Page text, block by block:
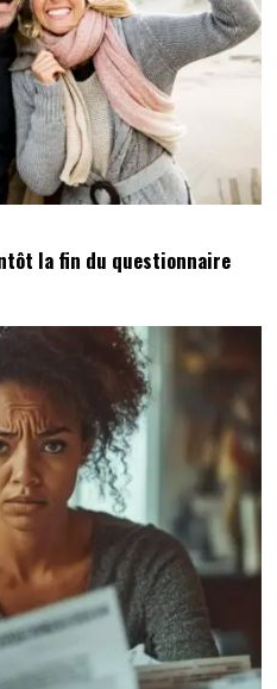
la fin du questionnaire